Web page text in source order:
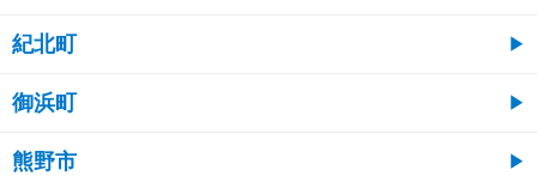
紀北町
御浜町
熊野市